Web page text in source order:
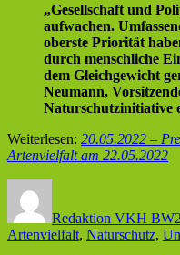
„Gesellschaft und
aufwachen.
oberste Priorität
durch menschliche
dem Gleichgewicht
Neumann,
Naturschutzinitiative
Weiterlesen: 20.05.2022 –
Artenvielfalt am 22.05.2022
Redaktion VKH BW
Artenvielfalt, Naturschutz,